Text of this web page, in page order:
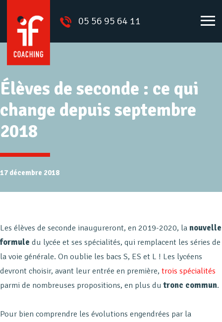
05 56 95 64 11
Élèves de seconde : ce qui
change depuis septembre
2018
17 décembre 2018
Les élèves de seconde inaugureront, en 2019-2020, la nouvelle
formule du lycée et ses spécialités, qui remplacent les séries de
la voie générale. On oublie les bacs S, ES et L ! Les lycéens
devront choisir, avant leur entrée en première, trois spécialités
parmi de nombreuses propositions, en plus dutronc commun.
Pour bien comprendre les évolutions engendrées par la